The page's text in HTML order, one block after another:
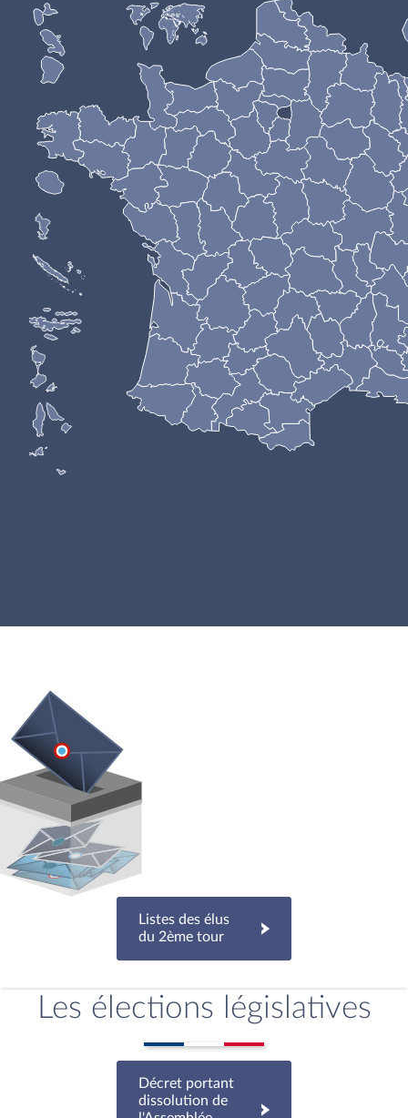
Listes des élus
du 2ème tour
Les élections législatives
Décret portant
dissolution de